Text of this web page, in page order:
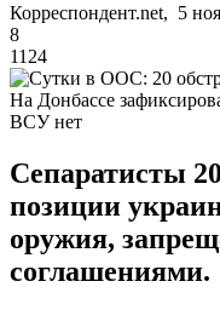
Корреспондент.net, 5
8
1124
На Донбассе
ВСУ нет
Сепаратисты
позиции
оружия,
соглашениями.